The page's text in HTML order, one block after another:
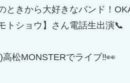
ときから大好きなバンド！
トショウ】さん電話生出演📞
高松MONSTERでライブ‼️👀